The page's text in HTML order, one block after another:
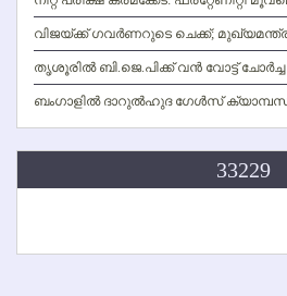
വിജയ്ക്ക് ഗവര്‍ണറുടെ ചെക്ക്;
തൃശൂരില്‍ ബി.ജെ.പിക്ക് വന്‍ വോട്ട് ചോര്‍ച്ച
ബംഗാളില്‍ ദാറുല്‍ഹുദ ഗേള്‍സ് ക്യാമ്പസ്
33229